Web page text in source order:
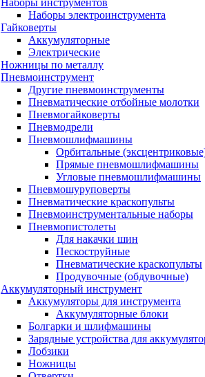
Наборы инструментов
Наборы электроинструмента
Гайковерты
Аккумуляторные
Электрические
Ножницы по металлу
Пневмоинструмент
Другие пневмоинструменты
Пневматические отбойные молотки
Пневмогайковерты
Пневмодрели
Пневмошлифмашины
Орбитальные
Прямые пневмошлифмашины
Угловые пневмошлифмашины
Пневмошуруповерты
Пневматические краскопульты
Пневмоинструментальные наборы
Пневмопистолеты
Для накачки шин
Пескоструйные
Пневматические краскопульты
Продувочные (обдувочные)
Аккумуляторный инструмент
Аккумуляторы для инструмента
Аккумуляторные блоки
Болгарки и шлифмашины
Зарядные устройства для
Лобзики
Ножницы